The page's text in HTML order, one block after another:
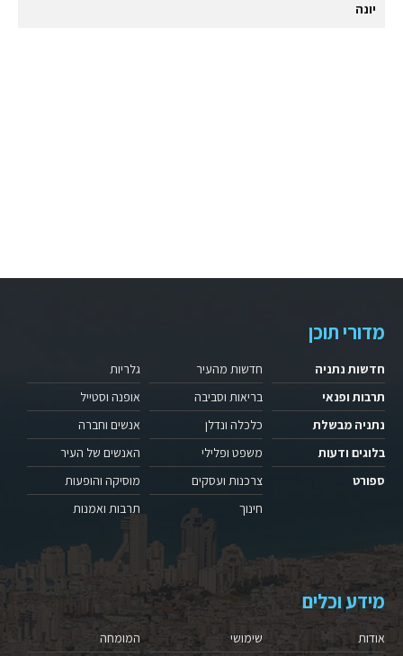
יונה
מדורי תוכן
חדשות נתניה
תרבות ופנאי
נתניה מבשלת
בלוגים ודעות
ספורט
חדשות מהעיר
בריאות וסביבה
כלכלה ונדלן
משפט ופלילי
צרכנות ועסקים
חינוך
גלריות
אופנה וסטייל
אנשים וחברה
האנשים של העיר
מוסיקה והופעות
תרבות ואמנות
מידע וכלים
אודות
שימושי
המומחה